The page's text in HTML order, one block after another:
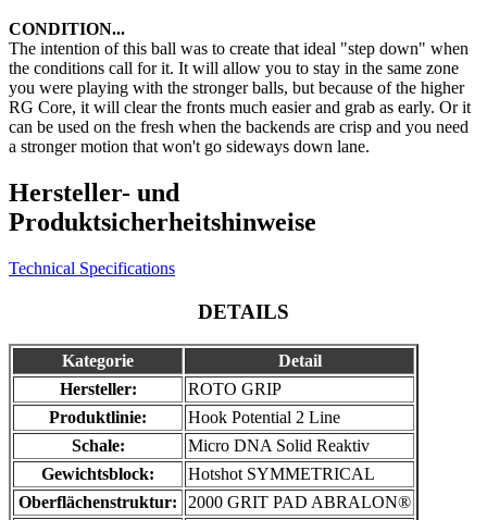
CONDITION...
The intention of this ball was to create that ideal "step down" when
the conditions call for it. It will allow you to stay in the same zone
you were playing with the stronger balls, but because of the higher
RG Core, it will clear the fronts much easier and grab as early. Or it
can be used on the fresh when the backends are crisp and you need
a stronger motion that won't go sideways down lane.
Hersteller- und
Produktsicherheitshinweise
Technical Specifications
DETAILS
Kategorie
Detail
Hersteller:
ROTO GRIP
Produktlinie:
Hook Potential 2 Line
Schale:
Micro DNA Solid Reaktiv
Gewichtsblock:
Hotshot SYMMETRICAL
Oberflächenstruktur:
2000 GRIT PAD ABRALON®